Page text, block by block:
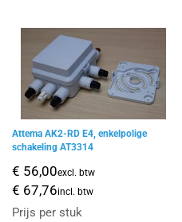
Attema AK2-RD E4, enkelpolige
schakeling AT3314
€ 56,00excl. btw
€ 67,76incl. btw
Prijs per stuk